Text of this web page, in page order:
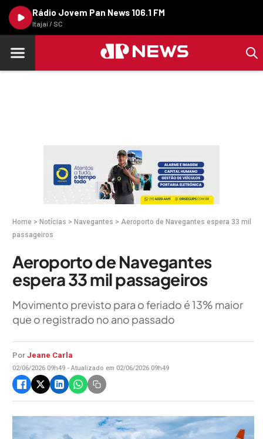
Rádio Jovem Pan News 106.1 FM
Itajaí / SC
Home > Notícias > Navegantes > Aeroporto de Navegantes espera 33 mil
passageiros
Aeroporto de Navegantes
espera 33 mil passageiros
Movimento previsto para o feriado é 13% maior
que o registrado no ano passado
Por Jeane Carla
02/06/2026 09h49 - Atualizado em 02/06/2026 09h49